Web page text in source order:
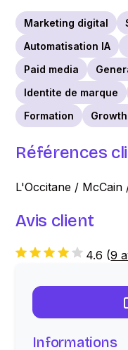
Marketing digital
Automatisation IA
Paid media
Identite de marque
Formation
Références
L'Occitane /
Avis client
4.6 (9
Informations